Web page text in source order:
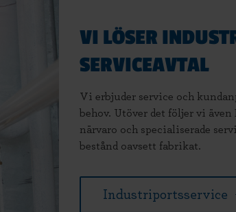
VI LÖSER
SERVICEAVTAL
Vi erbjuder service och
behov. Utöver det följer vi
närvaro och specialiserade
bestånd oavsett fabrikat.
Industriportsservice